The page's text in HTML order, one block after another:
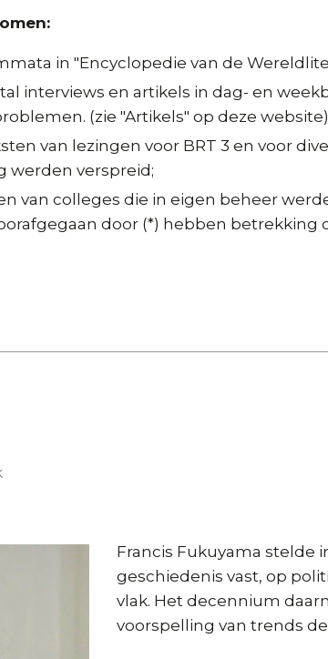
in "Encyclopedie van de
interviews en artikels in dag- en
(zie "Artikels" op deze website)
van lezingen voor BRT 3 en voor
werden verspreid;
van colleges die in eigen beheer
door (*) hebben betrekking
Francis Fukuyama stelde
geschiedenis vast, op
vlak. Het decennium
voorspelling van trends